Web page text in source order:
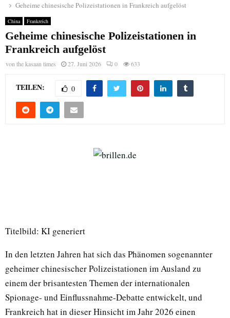
Geheime chinesische Polizeistationen in Frankreich aufgelöst
China Frankreich
Geheime chinesische Polizeistationen in
Frankreich aufgelöst
von the kasaan times 27. Juni 2026 0 633
TEILEN: 0
Titelbild: KI generiert
In den letzten Jahren hat sich das Phänomen sogenannter
geheimer chinesischer Polizeistationen im Ausland zu
einem der brisantesten Themen der internationalen
Spionage- und Einflussnahme-Debatte entwickelt, und
Frankreich hat in dieser Hinsicht im Jahr 2026 einen